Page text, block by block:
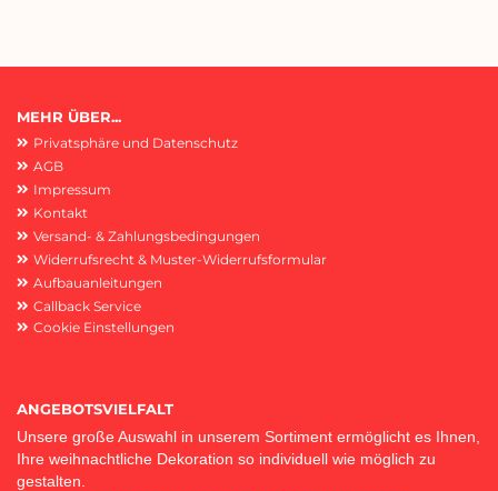
MEHR ÜBER...
Privatsphäre und Datenschutz
AGB
Impressum
Kontakt
Versand- & Zahlungsbedingungen
Widerrufsrecht & Muster-Widerrufsformular
Aufbauanleitungen
Callback Service
Cookie Einstellungen
ANGEBOTSVIELFALT
Unsere große Auswahl in unserem Sortiment ermöglicht es Ihnen,
Ihre weihnachtliche Dekoration so individuell wie möglich zu
gestalten.